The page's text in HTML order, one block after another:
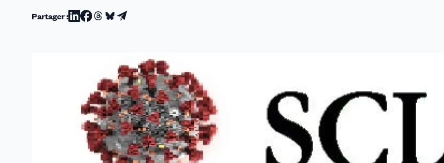
Partager :Partager
Partager
Partager
Partager
Partager